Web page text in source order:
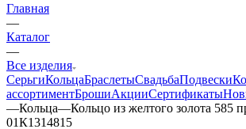
Главная
—
Каталог
—
Все изделия
СерьгиКольцаБраслетыСвадьбаПодвески
ассортиментБрошиАкцииСертификаты
—Кольца—Кольцо из желтого золота 585
01К1314815